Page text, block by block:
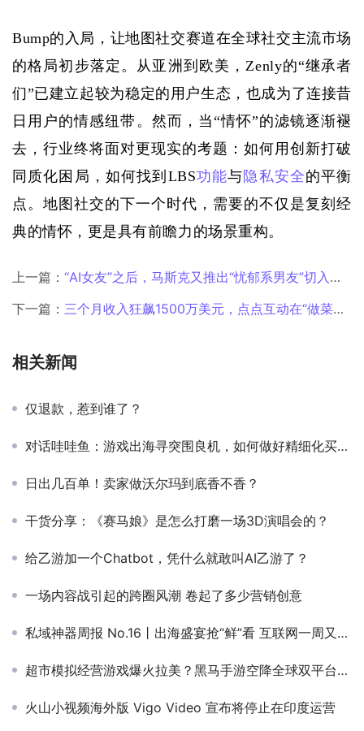
Bump的入局，让地图社交赛道在全球社交主流市场
的格局初步落定。从亚洲到欧美，Zenly的“继承者
们”已建立起较为稳定的用户生态，也成为了连接昔
日用户的情感纽带。然而，当“情怀”的滤镜逐渐褪
去，行业终将面对更现实的考题：如何用创新打破
同质化困局，如何找到LBS功能与 隐私安全的平衡
点。地图社交的下一个时代，需要的不仅是复刻经
典的情怀，更是具有前瞻力的场景重构。
上一篇： “AI女友”之后，马斯克又推出“忧郁系男友”切入女性向赛道
下一篇： 三个月收入狂飙1500万美元，点点互动在“做菜+合成”赛道也跑出来了？
相关新闻
仅退款，惹到谁了？
对话哇哇鱼：游戏出海寻突围良机，如何做好精细化买量这门“技术活”？
日出几百单！卖家做沃尔玛到底香不香？
干货分享：《赛马娘》是怎么打磨一场3D演唱会的？
给乙游加一个Chatbot，凭什么就敢叫AI乙游了？
一场内容战引起的跨圈风潮 卷起了多少营销创意
私域神器周报 No.16丨出海盛宴抢“鲜”看 互联网一周又有哪些大事
超市模拟经营游戏爆火拉美？黑马手游空降全球双平台下载榜
火山小视频海外版 Vigo Video 宣布将停止在印度运营